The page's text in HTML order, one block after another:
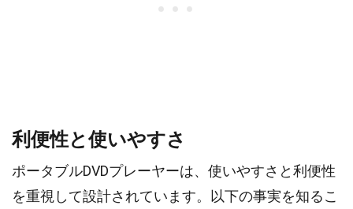
利便性と使いやすさ
ポータブルDVDプレーヤーは、使いやすさと利便性
を重視して設計されています。以下の事実を知るこ